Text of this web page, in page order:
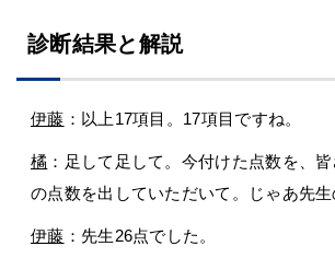
診断結果と解説
伊藤 ：以上17項目。17項目ですね。
橘 ：足して足して。今付けた点数を、
の点数を出していただいて。じゃあ先生
伊藤 ：先生26点でした。